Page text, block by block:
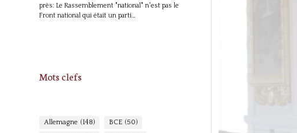
près: Le Rassemblement "national" n'est pas le
Front national qui était un parti…
Mots clefs
Allemagne (148) BCE (50)